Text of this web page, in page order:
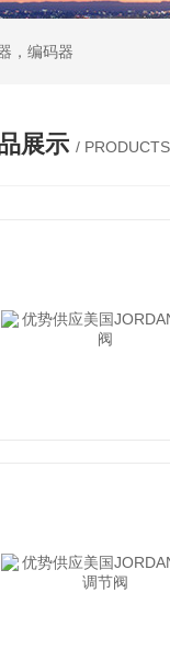
，编码器
展示 / PRODUCTS